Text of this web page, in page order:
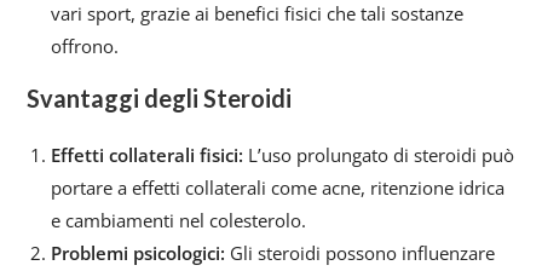
vari sport, grazie ai benefici fisici che tali sostanze
offrono.
Svantaggi degli Steroidi
Effetti collaterali fisici: L’uso prolungato di steroidi può
portare a effetti collaterali come acne, ritenzione idrica
e cambiamenti nel colesterolo.
Problemi psicologici: Gli steroidi possono influenzare